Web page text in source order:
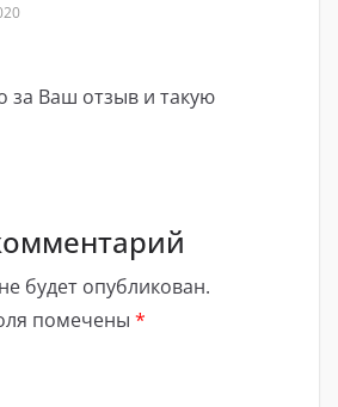
за Ваш отзыв и такую
будет опубликован.
помечены *